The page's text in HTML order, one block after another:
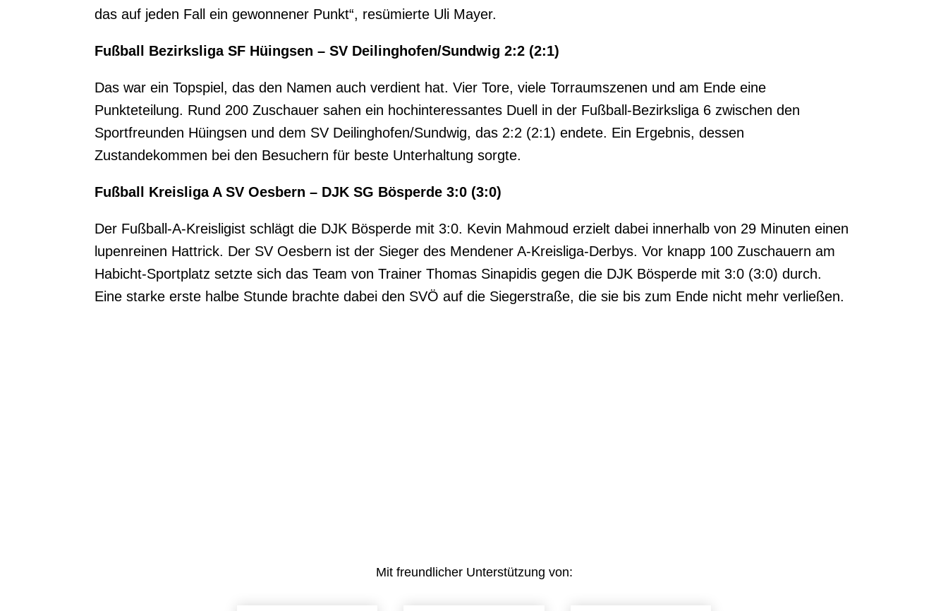
das auf jeden Fall ein gewonnener Punkt“, resümierte Uli Mayer.
Fußball Bezirksliga SF Hüingsen – SV Deilinghofen/Sundwig 2:2 (2:1)
Das war ein Topspiel, das den Namen auch verdient hat. Vier Tore, viele Torraumszenen und am Ende eine
Punkteteilung. Rund 200 Zuschauer sahen ein hochinteressantes Duell in der Fußball-Bezirksliga 6 zwischen den
Sportfreunden Hüingsen und dem SV Deilinghofen/Sundwig, das 2:2 (2:1) endete. Ein Ergebnis, dessen
Zustandekommen bei den Besuchern für beste Unterhaltung sorgte.
Fußball Kreisliga A SV Oesbern – DJK SG Bösperde 3:0 (3:0)
Der Fußball-A-Kreisligist schlägt die DJK Bösperde mit 3:0. Kevin Mahmoud erzielt dabei innerhalb von 29 Minuten einen
lupenreinen Hattrick. Der SV Oesbern ist der Sieger des Mendener A-Kreisliga-Derbys. Vor knapp 100 Zuschauern am
Habicht-Sportplatz setzte sich das Team von Trainer Thomas Sinapidis gegen die DJK Bösperde mit 3:0 (3:0) durch.
Eine starke erste halbe Stunde brachte dabei den SVÖ auf die Siegerstraße, die sie bis zum Ende nicht mehr verließen.
Mit freundlicher Unterstützung von: